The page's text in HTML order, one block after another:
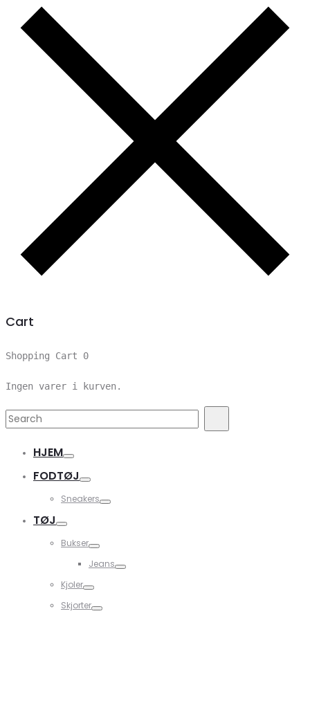
Cart
Shopping Cart 0
Ingen varer i kurven.
Search
HJEM
FODTØJ
Sneakers
TØJ
Bukser
Jeans
Kjoler
Skjorter